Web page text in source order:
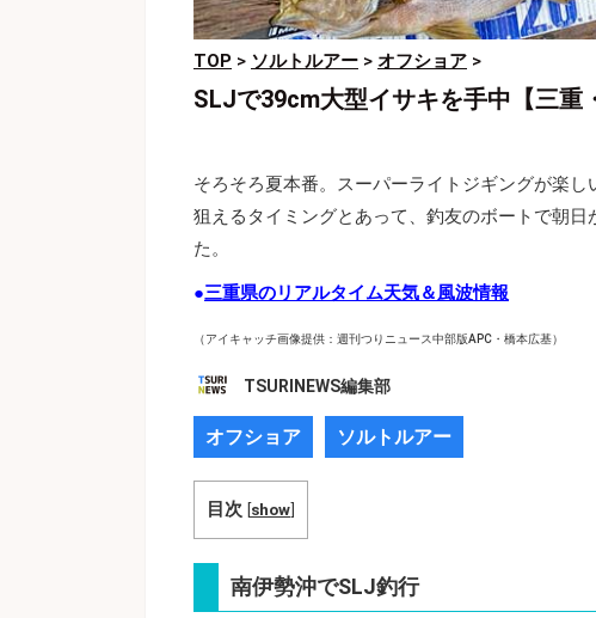
TOP > ソルトルアー > オフショア >
SLJで39cm大型イサキを手中【三
そろそろ夏本番。スーパーライトジギングが楽
狙えるタイミングとあって、釣友のボートで朝
た。
●三重県のリアルタイム天気＆風波情報
（アイキャッチ画像提供：週刊つりニュース中部版APC・橋本広基）
TSURINEWS編集部
オフショア ソルトルアー
目次 [show]
南伊勢沖でSLJ釣行